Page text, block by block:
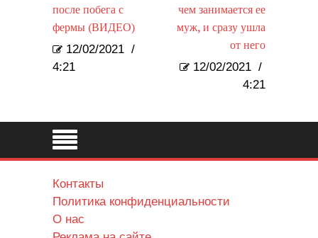
после побега с
фермы (ВИДЕО)
12/02/2021 /
4:21
чем занимается ее
муж, и сразу ушла
от него
12/02/2021 /
4:21
Контакты
Политика конфиденциальности
О нас